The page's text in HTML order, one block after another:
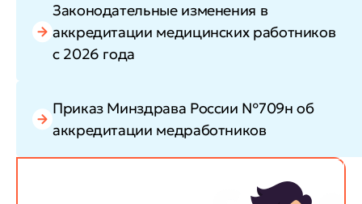
Законодательные изменения в
аккредитации медицинских работников
с 2026 года
Приказ Минздрава России №709н об
аккредитации медработников